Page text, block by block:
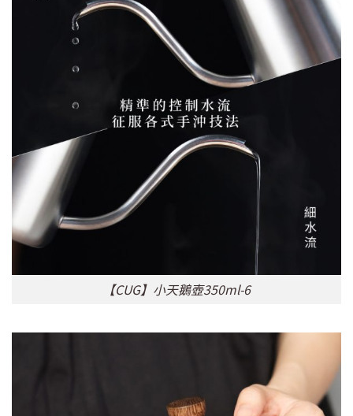
【CUG】小天鵝壺350ml-6